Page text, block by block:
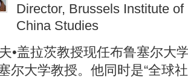
Director, Brussels Institute
China Studies
•盖拉茨教授现任布鲁塞尔大
尔大学教授。他同时是“全球